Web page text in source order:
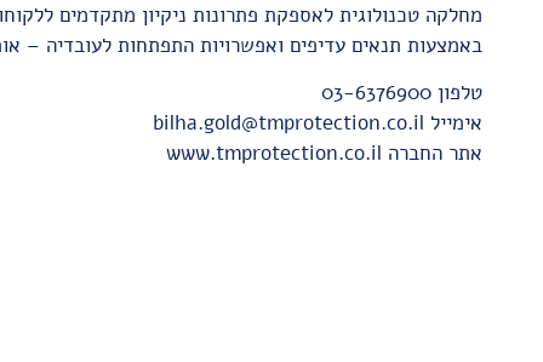
מחלקה טכנולוגית לאספקת פתרונות ניקיון מתקדמים
באמצעות תנאים עדיפים ואפשרויות התפתחות לעובדיה –
טלפון 03-6376900
אימייל bilha.gold@tmprotection.co.il
אתר החברה www.tmprotection.co.il